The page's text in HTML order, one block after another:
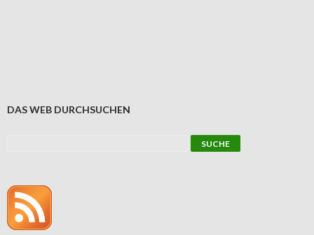
DAS WEB DURCHSUCHEN